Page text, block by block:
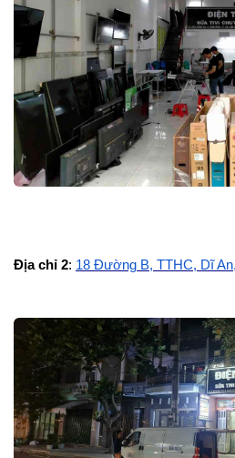
Địa chỉ 2: 18 Đường B, TTHC, Dĩ